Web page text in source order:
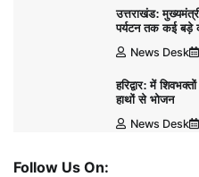
उत्तराखंड:
पर्यटन तक कई बड़े
News Desk
हरिद्वार: में
हाथों से भोजन
News Desk
Follow Us On: